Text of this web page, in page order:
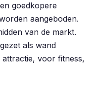
goedkopere
aangeboden.
van de markt.
als wand
voor fitness,